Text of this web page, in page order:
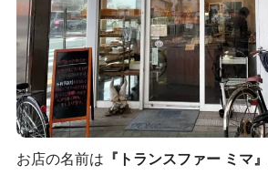
お店の名前は 『トランスファー ミマ』